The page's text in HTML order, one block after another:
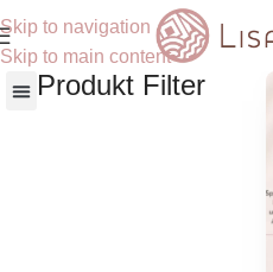
Skip to navigation
Skip to main content
Produkt Filter